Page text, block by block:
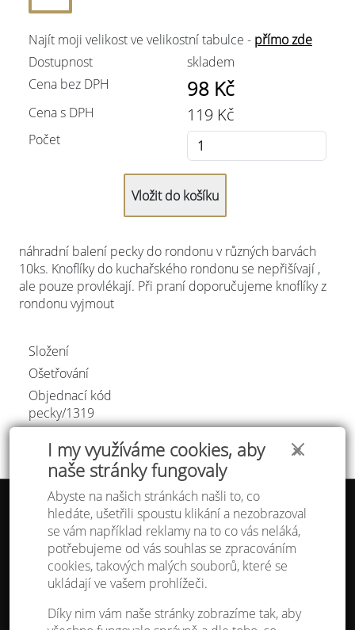
✕
I my využíváme cookies, aby
naše stránky fungovaly
Abyste na našich stránkách našli to, co
hledáte, ušetřili spoustu klikání a nezobrazoval
se vám například reklamy na to co vás neláká,
potřebujeme od vás souhlas se zpracováním
cookies, takových malých souborů, které se
ukládají ve vašem prohlížeči.
Díky nim vám naše stránky zobrazíme tak, aby
Najít moji velikost ve velikostní tabulce - přímo zde
Dostupnost
skladem
Cena bez DPH
98 Kč
Cena s DPH 119 Kč
Počet
náhradní balení pecky do rondonu v různých barvách
10ks. Knoflíky do kuchařského rondonu se nepřišívají ,
ale pouze provlékají. Při praní doporučujeme knoflíky z
rondonu vyjmout
Složení
Ošetřování
Objednací kód
pecky/1319
Tabulka velikostí
Doprava a platba
Ochrana osobních údajů
Obchodní podmínky
Kontakt
Atelier IVN
Na Výhledě 324/1